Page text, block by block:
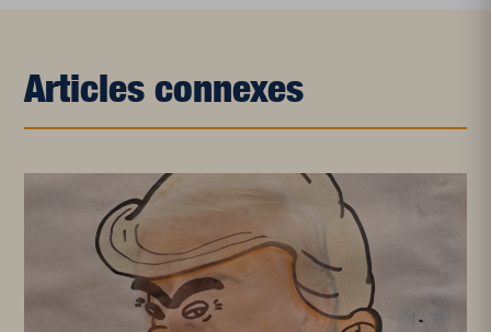
Articles connexes